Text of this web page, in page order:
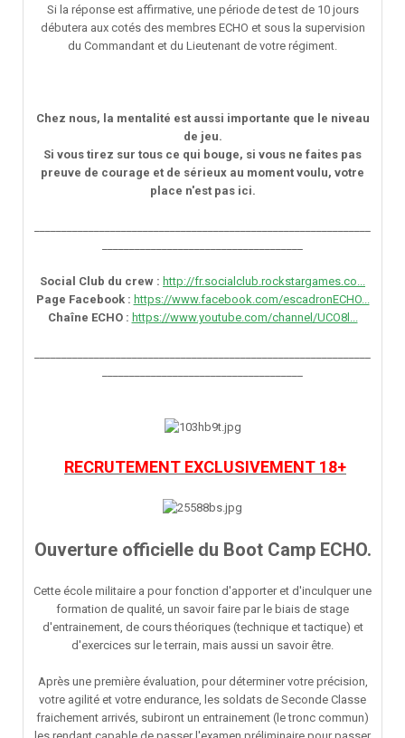
Si la réponse est affirmative, une période de test de 10 jours
débutera aux cotés des membres ECHO et sous la supervision
du Commandant et du Lieutenant de votre régiment.
Chez nous, la mentalité est aussi importante que le niveau
de jeu.
Si vous tirez sur tous ce qui bouge, si vous ne faites pas
preuve de courage et de sérieux au moment voulu, votre
place n'est pas ici.
Social Club du crew : http://fr.socialclub.rockstargames.co...
Page Facebook : https://www.facebook.com/escadronECHO...
Chaîne ECHO : https://www.youtube.com/channel/UCO8l...
RECRUTEMENT EXCLUSIVEMENT 18+
Ouverture officielle du Boot Camp ECHO.
Cette école militaire a pour fonction d'apporter et d'inculquer une
formation de qualité, un savoir faire par le biais de stage
d'entrainement, de cours théoriques (technique et tactique) et
d'exercices sur le terrain, mais aussi un savoir être.
Après une première évaluation, pour déterminer votre précision,
votre agilité et votre endurance, les soldats de Seconde Classe
fraichement arrivés, subiront un entrainement (le tronc commun)